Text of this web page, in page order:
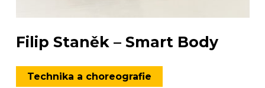
Filip Staněk – Smart Body
Technika a choreografie